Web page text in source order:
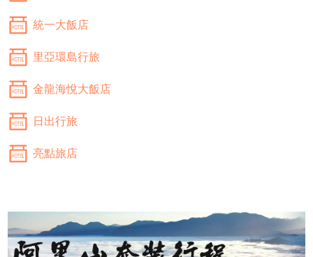
統一大飯店
里亞環島行旅
金龍海悅大飯店
日出行旅
亮點旅店